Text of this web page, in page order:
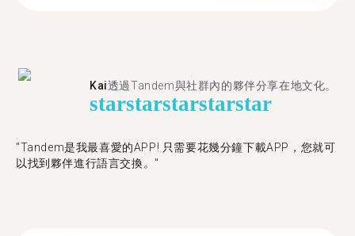
Kai透過Tandem與社群內的夥伴分享在地文化。
starstarstarstarstar
"Tandem是我最喜愛的APP! 只需要花幾分鐘下載APP，您就可
以找到夥伴進行語言交換。"